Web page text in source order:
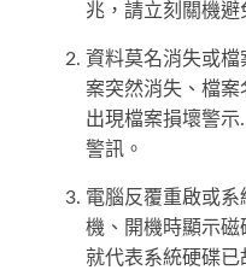
兆，請立刻關機避
資料莫名消失或
案突然消失、檔案
出現檔案損壞警
警訊。
電腦反覆重啟或
機、開機時顯示磁
就代表系統硬碟已